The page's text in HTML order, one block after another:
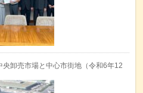
央卸売市場と中心市街地（令和6年12